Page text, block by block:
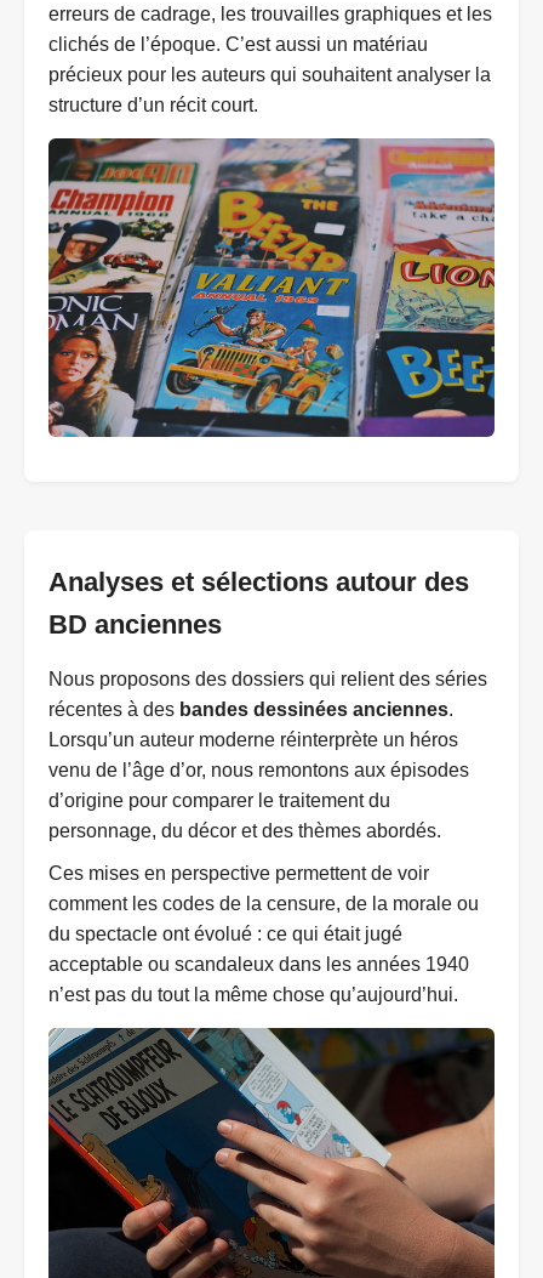
erreurs de cadrage, les trouvailles graphiques et les
clichés de l’époque. C’est aussi un matériau
précieux pour les auteurs qui souhaitent analyser la
structure d’un récit court.
Analyses et sélections autour des
BD anciennes
Nous proposons des dossiers qui relient des séries
récentes à des bandes dessinées anciennes.
Lorsqu’un auteur moderne réinterprète un héros
venu de l’âge d’or, nous remontons aux épisodes
d’origine pour comparer le traitement du
personnage, du décor et des thèmes abordés.
Ces mises en perspective permettent de voir
comment les codes de la censure, de la morale ou
du spectacle ont évolué : ce qui était jugé
acceptable ou scandaleux dans les années 1940
n’est pas du tout la même chose qu’aujourd’hui.